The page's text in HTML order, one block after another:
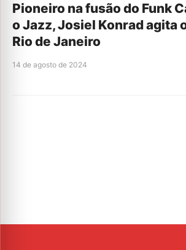
Pioneiro na fusão do Funk
o Jazz, Josiel Konrad agita
Rio de Janeiro
14 de agosto de 2024